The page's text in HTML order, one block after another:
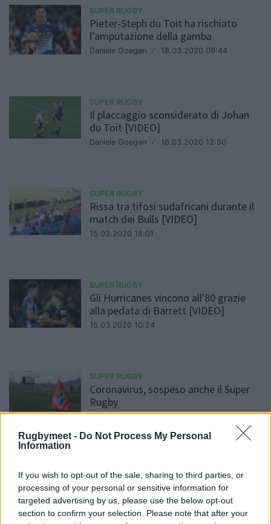
Rugbymeet - Do Not Process My Personal
Information
If you wish to opt-out of the sale, sharing to third parties, or
processing of your personal or sensitive information for
targeted advertising by us, please use the below opt-out
section to confirm your selection. Please note that after your
SUPER RUGBY
Pieter-Steph du Toit ha rischiato
l’amputazione della gamba
Daniele Goegan / 18.03.2020 09:44
SUPER RUGBY
Il placcaggio sconsiderato di Johan
du Toit [VIDEO]
Daniele Goegan / 16.03.2020 12:50
SUPER RUGBY
Rissa tra tifosi sudafricani durante il
match dei Bulls [VIDEO]
15.03.2020 18:01
SUPER RUGBY
Gli Hurricanes vincono all'80 grazie
alla pedata di Barrett [VIDEO]
15.03.2020 10:24
SUPER RUGBY
Coronavirus, sospeso anche il Super
Rugby
14.03.2020 14:40
Grandi ritorni in Super Rugby
Daniele Goegan 11.03.2020 13:11